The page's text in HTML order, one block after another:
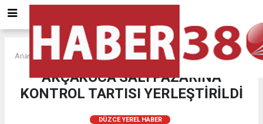
Anasayfa DÜZCE YEREL HABER
AKÇAKOCA SALI PAZARINA
KONTROL TARTISI YERLEŞTİRİLDİ
DÜZCE YEREL HABER